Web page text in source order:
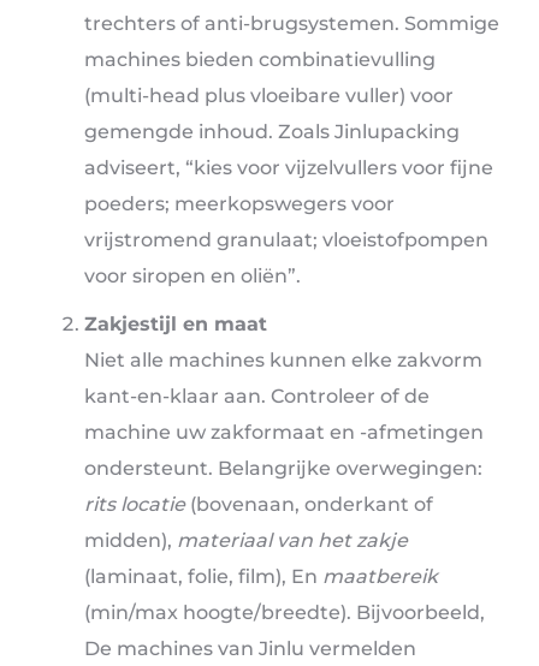
trechters of anti-brugsystemen. Sommige
machines bieden combinatievulling
(multi-head plus vloeibare vuller) voor
gemengde inhoud. Zoals Jinlupacking
adviseert, “kies voor vijzelvullers voor fijne
poeders; meerkopswegers voor
vrijstromend granulaat; vloeistofpompen
voor siropen en oliën”.
Zakjestijl en maat
Niet alle machines kunnen elke zakvorm
kant-en-klaar aan. Controleer of de
machine uw zakformaat en -afmetingen
ondersteunt. Belangrijke overwegingen:
rits locatie(bovenaan, onderkant of
midden), materiaal van het zakje
(laminaat, folie, film), En maatbereik
(min/max hoogte/breedte). Bijvoorbeeld,
De machines van Jinlu vermelden